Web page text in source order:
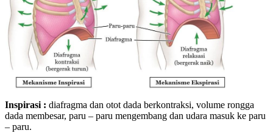
Inspirasi : diafragma dan otot dada berkontraksi, volume rongga
dada membesar, paru – paru mengembang dan udara masuk ke paru
– paru.